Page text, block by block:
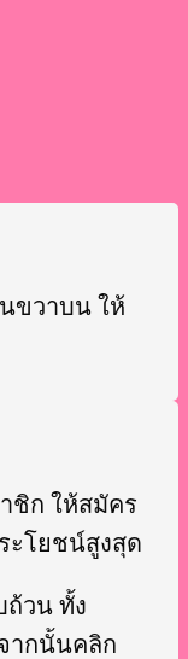
ขวาบน ให้
ชิก ให้สมัคร
ะโยชน์สูงสุด
ถ้วน ทั้ง
จากนั้นคลิก